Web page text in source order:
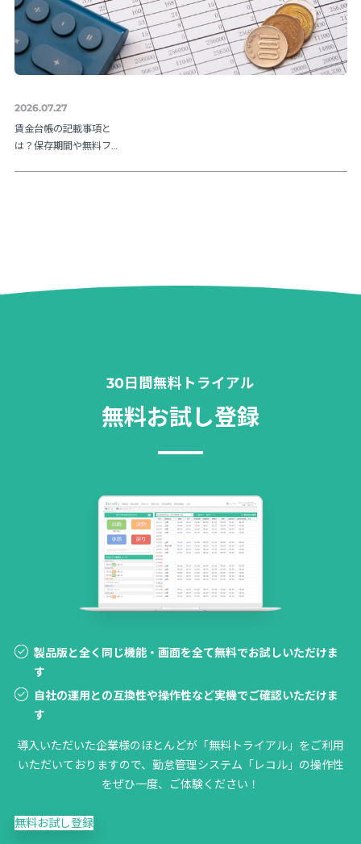
2026.07.27
賃金台帳の記載事項と
は？保存期間や無料フ
30日間無料トライアル
無料お試し登録
製品版と全く同じ機能・画面を全て無料でお試しいただけま
す
自社の運用との互換性や操作性など実機でご確認いただけま
す
導入いただいた企業様のほとんどが「無料トライアル」をご利用
いただいておりますので、勤怠管理システム「レコル」の操作性
をぜひ一度、ご体験ください！
無料お試し登録